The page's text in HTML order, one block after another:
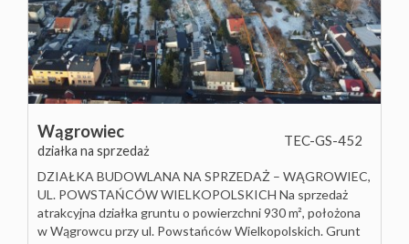
Wągrowiec
działka na sprzedaż
TEC-GS-452
DZIAŁKA BUDOWLANA NA SPRZEDAŻ – WĄGROWIEC,
UL. POWSTAŃCÓW WIELKOPOLSKICH Na sprzedaż
atrakcyjna działka gruntu o powierzchni 930 m², położona
w Wągrowcu przy ul. Powstańców Wielkopolskich. Grunt